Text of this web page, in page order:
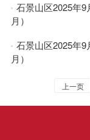
石景山区2025年
月）
石景山区2025年
月）
上一页